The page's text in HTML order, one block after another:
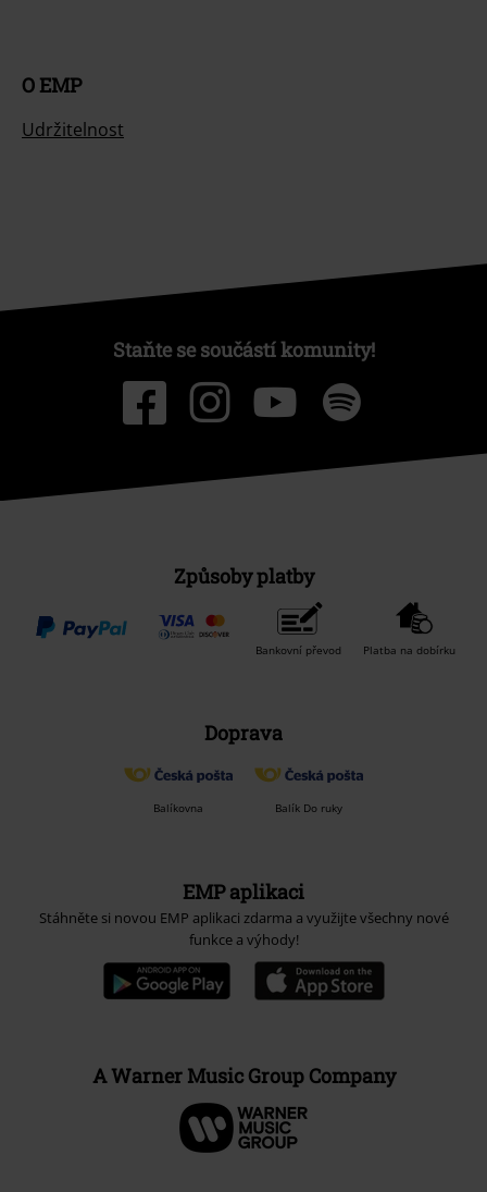
O EMP
Udržitelnost
Staňte se součástí komunity!
Způsoby platby
Bankovní převod Platba na dobírku
Doprava
Balíkovna Balík Do ruky
EMP aplikaci
Stáhněte si novou EMP aplikaci zdarma a využijte všechny nové
funkce a výhody!
A Warner Music Group Company